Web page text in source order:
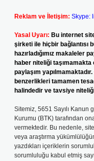
Reklam ve İletişim: Skype:
Yasal Uyarı: Bu internet
şirketi ile hiçbir bağlantısı
hazırladığımız makaleler
haber niteliği
paylaşım
benzerlikleri tamamen
halindedir ve tavsiye
Sitemiz, 5651 Sayılı
Kurumu (BTK) tarafından
vermektedir. Bu nedenle,
veya araştırma
yazdıkları içeriklerin
sorumluluğu kabul etmiş